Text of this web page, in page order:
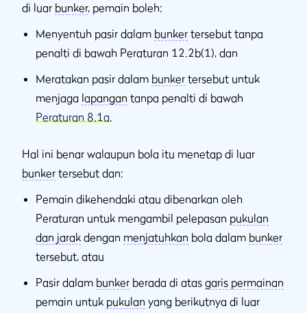
di luar bunker, pemain boleh:
Menyentuh pasir dalam bunker tersebut tanpa
penalti di bawah Peraturan 12.2b(1), dan
Meratakan pasir dalam bunker tersebut untuk
menjaga lapangan tanpa penalti di bawah
Peraturan 8.1a.
Hal ini benar walaupun bola itu menetap di luar
bunker tersebut dan:
Pemain dikehendaki atau dibenarkan oleh
Peraturan untuk mengambil pelepasan pukulan
dan jarak dengan menjatuhkan bola dalam bunker
tersebut, atau
Pasir dalam bunker berada di atas garis permainan
pemain untuk pukulan yang berikutnya di luar